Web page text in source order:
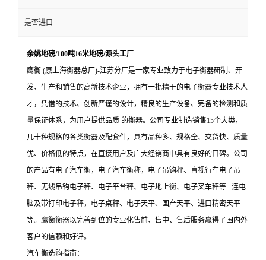
是否进口
余姚地磅/100吨16米地磅/源头工厂
鹰衡 (原上海衡器总厂)-江苏分厂是一家专业致力于电子衡器研制、开
发、生产和销售的高新技术企业，拥有一批精干的电子衡器专业技术人
才，凭借的技术、创新严谨的设计，精良的生产设备、完备的检测和质
量保证体系，为用户提供品质 的衡器。公司专业制造销售15个大类，
几十种规格的各类衡器及配套件，具有品种多、规格全、交货快、质量
优、价格低的特点，在直接用户及广大经销商中具有良好的口碑。公司
的产品有电子汽车衡，电子汽车衡称，电子吊钩秤、直视行车电子吊
秤、无线吊钩电子秤、电子平台秤、电子地上衡、电子叉车秤等...连电
脑及带打印电子秤，电子桌秤、电子天平、国产天平、进口精密天平
等。鹰衡衡器以完善到位的专业化售前、售中、售后服务赢得了国内外
客户的信赖和好评。
汽车衡选购指南：